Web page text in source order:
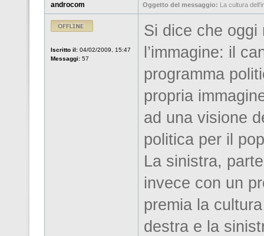
androcom Oggetto del messaggio: La cultura
Iscritto il: 04/02/2009, 15:47
Messaggi: 57
Si dice che oggi
l’immagine: il
programma
propria
ad una visione
politica per il
La sinistra,
invece con un
premia la
destra e la